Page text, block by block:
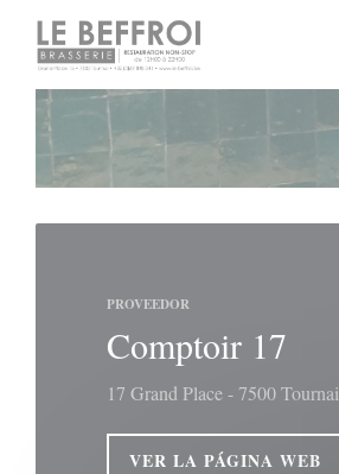
Personalización de sus opciones de cookies
PROVEEDOR
Comptoir 17
17 Grand Place - 7500 Tournai
VER LA PÁGINA WEB